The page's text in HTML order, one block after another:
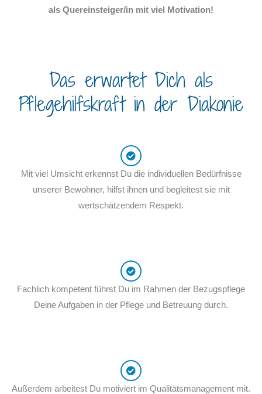
als Quereinsteiger/in mit viel Motivation!
Das erwartet Dich als
Pflegehilfskraft in der Diakonie
Mit viel Umsicht erkennst Du die individuellen Bedürfnisse
unserer Bewohner, hilfst ihnen und begleitest sie mit
wertschätzendem Respekt.
Fachlich kompetent führst Du im Rahmen der Bezugspflege
Deine Aufgaben in der Pflege und Betreuung durch.
Außerdem arbeitest Du motiviert im Qualitätsmanagement mit.